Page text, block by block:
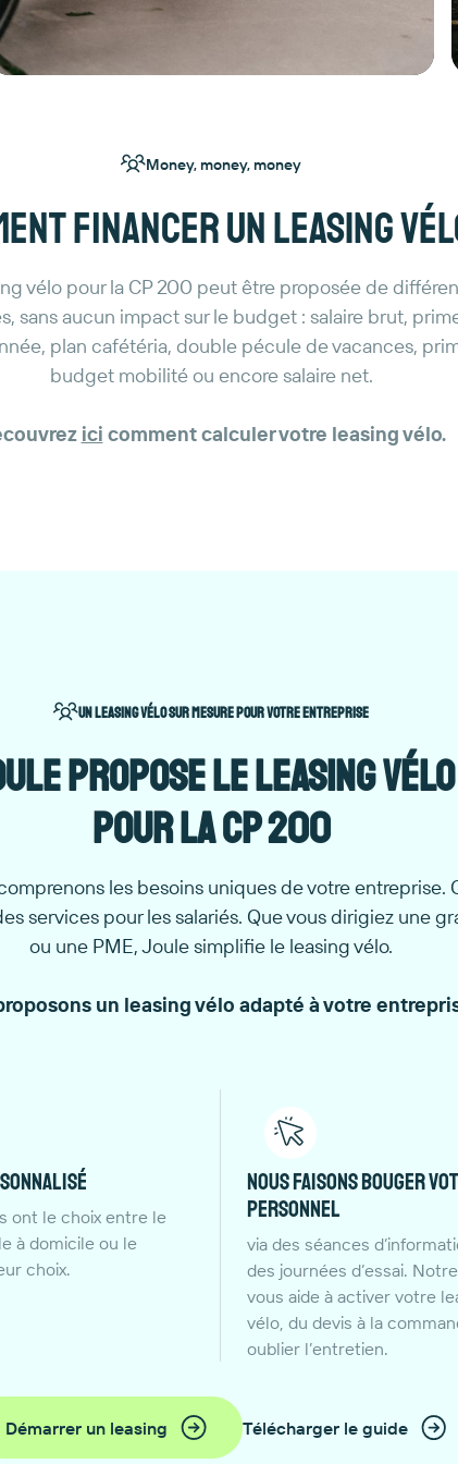
Money, money, money
financer un leasing
vélo pour la CP 200 peut être proposée de
sans aucun impact sur le budget : salaire brut,
plan cafétéria, double pécule de vacances,
budget mobilité ou encore salaire net.
ici comment calculer votre leasing vélo.
Un leasing vélo sur mesure pour votre entreprise
propose LE leasing vélo
pour la CP 200
les besoins uniques de votre entreprise.
services pour les salariés. Que vous dirigiez une
ou une PME, Joule simplifie le leasing vélo.
un leasing vélo adapté à votre
ont le choix entre le
à domicile ou le
choix.
Nous faisons bouger
personnel
via des séances
des journées d’essai.
vous aide à activer votre
vélo, du devis à la
oublier l’entretien.
Démarrer un leasing Télécharger le guide